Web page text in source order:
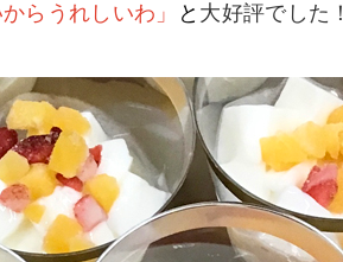
らうれしいわ」
と 大好評でした！